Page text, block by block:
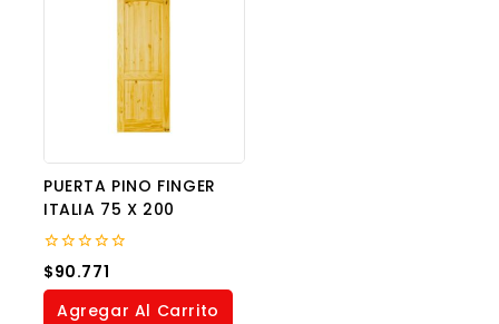
PUERTA PINO FINGER
ITALIA 75 X 200
0
out
of
$90.771
Agregar Al Carrito